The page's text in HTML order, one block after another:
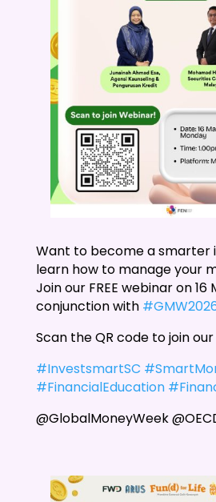
Want to become a smarter
learn how to manage your
Join our FREE webinar on 16
conjunction with
Scan the QR code to join
#InvestsmartSC
#FinancialEducation
@GlobalMoneyWeek